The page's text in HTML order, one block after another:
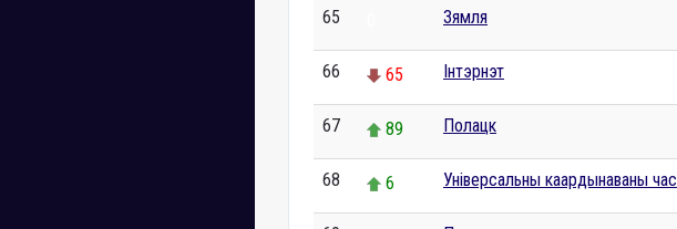
65 Зямля
66 65 Інтэрнэт
67 89 Полацк
68 6 Універсальны каардынаваны час